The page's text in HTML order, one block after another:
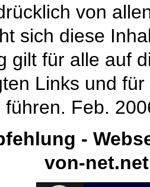
von
sich diese
gilt für alle auf
Links und
führen. Feb.
-
von-net.net